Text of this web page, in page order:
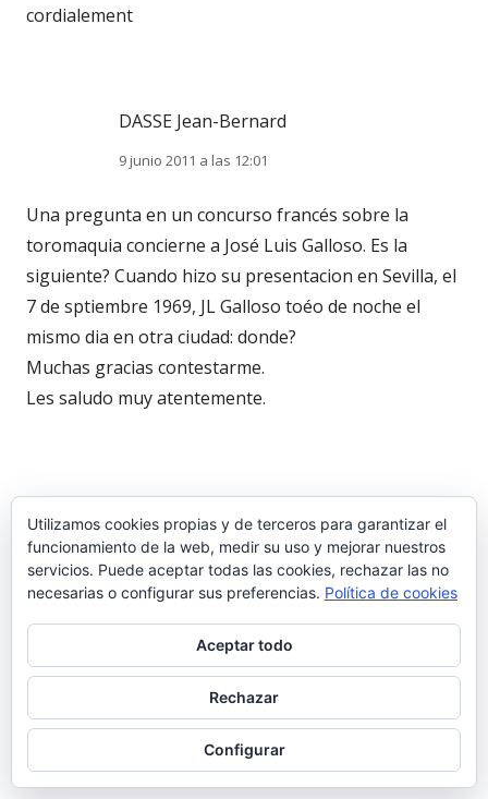
cordialement
DASSE Jean-Bernard
9 junio 2011 a las 12:01
Una pregunta en un concurso francés sobre la
toromaquia concierne a José Luis Galloso. Es la
siguiente? Cuando hizo su presentacion en Sevilla, el
7 de sptiembre 1969, JL Galloso toéo de noche el
mismo dia en otra ciudad: donde?
Muchas gracias contestarme.
Les saludo muy atentemente.
ISABEL RODRIGUEZ PEREZ
22 octubre 2010 a las 18:38
soy nieta de manuel rodriguez ( apodado el bicho)
mulillero de la plaza del puerto
rafael angel
10 agosto 2009 a las 18:33
Utilizamos cookies propias y de terceros para garantizar el
funcionamiento de la web, medir su uso y mejorar nuestros
servicios. Puede aceptar todas las cookies, rechazar las no
necesarias o configurar sus preferencias. Política de cookies
Aceptar todo
Rechazar
Configurar